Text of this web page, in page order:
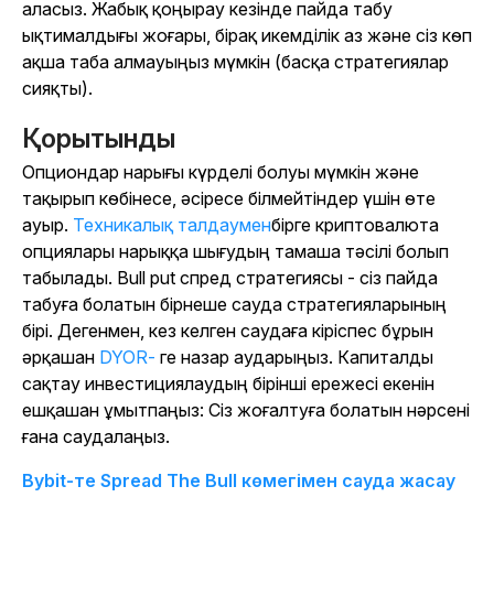
аласыз. Жабық қоңырау кезінде пайда табу
ықтималдығы жоғары, бірақ икемділік аз және сіз көп
ақша таба алмауыңыз мүмкін (басқа стратегиялар
сияқты).
Қорытынды
Опциондар нарығы күрделі болуы мүмкін және
тақырып көбінесе, әсіресе білмейтіндер үшін өте
ауыр. Техникалық талдауменбірге криптовалюта
опциялары нарыққа шығудың тамаша тәсілі болып
табылады. Bull put спред стратегиясы - сіз пайда
табуға болатын бірнеше сауда стратегияларының
бірі. Дегенмен, кез келген саудаға кіріспес бұрын
әрқашан DYOR- ге назар аударыңыз. Капиталды
сақтау инвестициялаудың бірінші ережесі екенін
ешқашан ұмытпаңыз: Сіз жоғалтуға болатын нәрсені
ғана саудалаңыз.
Bybit-те Spread The Bull көмегімен сауда жасау